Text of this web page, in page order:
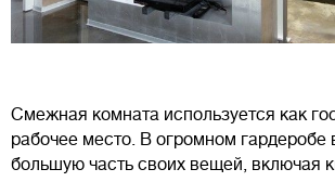
Смежная комната используется как
рабочее место. В огромном гардеробе
большую часть своих вещей, включая